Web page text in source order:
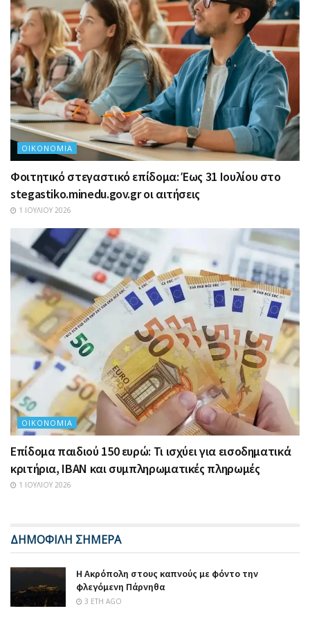
ΟΙΚΟΝΟΜΊΑ
Φοιτητικό στεγαστικό επίδομα: Έως 31 Ιουλίου στο
stegastiko.minedu.gov.gr οι αιτήσεις
1 ΙΟΥΛΊΟΥ 2026
ΟΙΚΟΝΟΜΊΑ
Επίδομα παιδιού 150 ευρώ: Τι ισχύει για εισοδηματικά
κριτήρια, IBAN και συμπληρωματικές πληρωμές
1 ΙΟΥΛΊΟΥ 2026
ΔΗΜΟΦΙΛΗ ΣΗΜΕΡΑ
Η Ακρόπολη στους καπνούς με φόντο την
φλεγόμενη Πάρνηθα
3 ΈΤΗ AGO